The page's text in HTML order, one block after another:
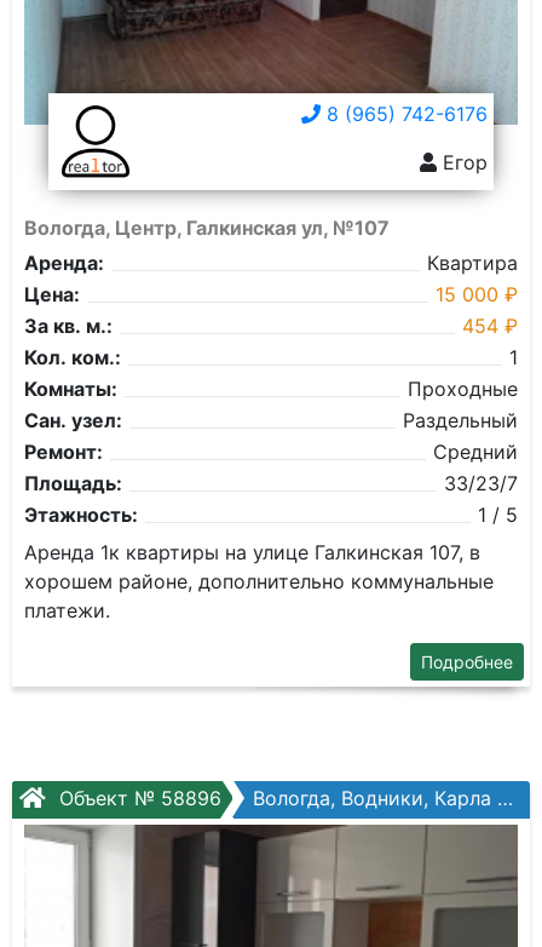
8 (965) 742-6176
Егор
Вологда, Центр, Галкинская ул, №107
Аренда:
Квартира
Цена:
15 000 ₽
За кв. м.:
454 ₽
Кол. ком.:
1
Комнаты:
Проходные
Сан. узел:
Раздельный
Ремонт:
Средний
Площадь:
33/23/7
Этажность:
1 / 5
Аренда 1к квартиры на улице Галкинская 107, в
хорошем районе, дополнительно коммунальные
платежи.
Подробнее
Объект № 58896 Вологда, Водники, Карла Маркса ул, №123б